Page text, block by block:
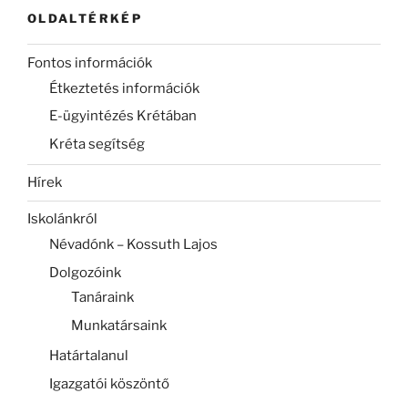
OLDALTÉRKÉP
Fontos információk
Étkeztetés információk
E-ügyintézés Krétában
Kréta segítség
Hírek
Iskolánkról
Névadónk – Kossuth Lajos
Dolgozóink
Tanáraink
Munkatársaink
Határtalanul
Igazgatói köszöntő